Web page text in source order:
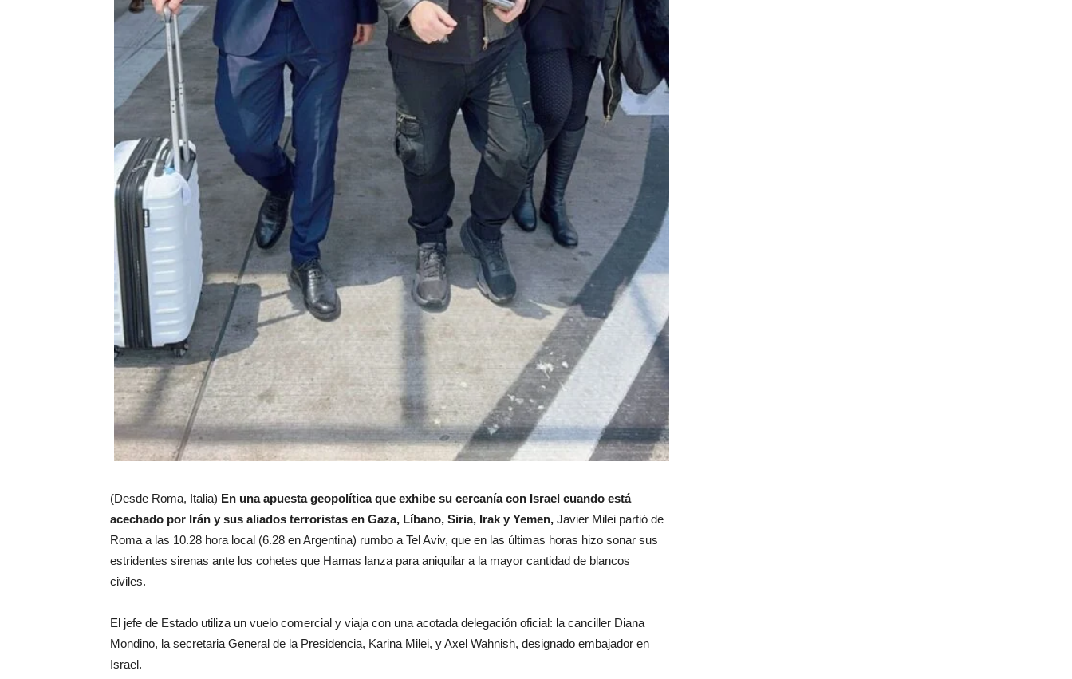
(Desde Roma, Italia) En una apuesta geopolítica que exhibe su cercanía con Israel cuando está
acechado por Irán y sus aliados terroristas en Gaza, Líbano, Siria, Irak y Yemen, Javier Milei partió de
Roma a las 10.28 hora local (6.28 en Argentina) rumbo a Tel Aviv, que en las últimas horas hizo sonar sus
estridentes sirenas ante los cohetes que Hamas lanza para aniquilar a la mayor cantidad de blancos
civiles.
El jefe de Estado utiliza un vuelo comercial y viaja con una acotada delegación oficial: la canciller Diana
Mondino, la secretaria General de la Presidencia, Karina Milei, y Axel Wahnish, designado embajador en
Israel.